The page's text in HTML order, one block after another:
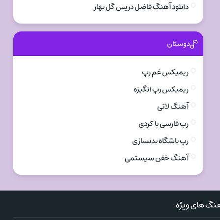
دانلود آهنگ فاضل دریس گل بهار
دوستان
ریمیکس غم رپ
ریمیکس رپ انگیزه
آهنگ لاتی
رپ فارسی با کردی
رپ باشگاه بدنسازی
آهنگ خفن سیستمی
های ویژه